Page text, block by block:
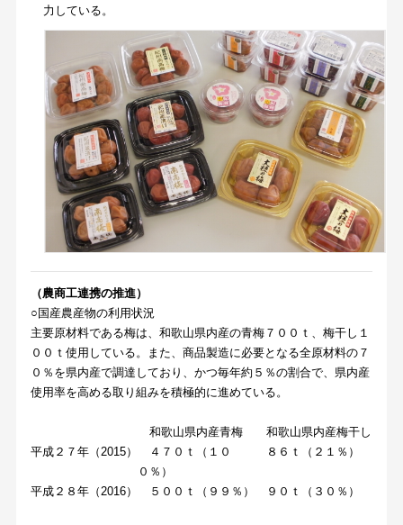
力している。
（農商工連携の推進）
○国産農産物の利用状況
主要原材料である梅は、和歌山県内産の青梅７００ｔ、梅干し１
００ｔ使用している。また、商品製造に必要となる全原材料の７
０％を県内産で調達しており、かつ毎年約５％の割合で、県内産
使用率を高める取り組みを積極的に進めている。
和歌山県内産青梅
和歌山県内産梅干し
平成２７年（2015）
４７０ｔ（１０
０％）
８６ｔ（２１％）
平成２８年（2016） ５００ｔ（９９％） ９０ｔ（３０％）